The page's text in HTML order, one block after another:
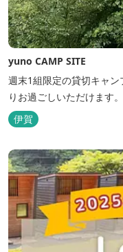
yuno CAMP SITE
週末1組限定の貸切キャン
りお過ごしいただけます。
伊賀